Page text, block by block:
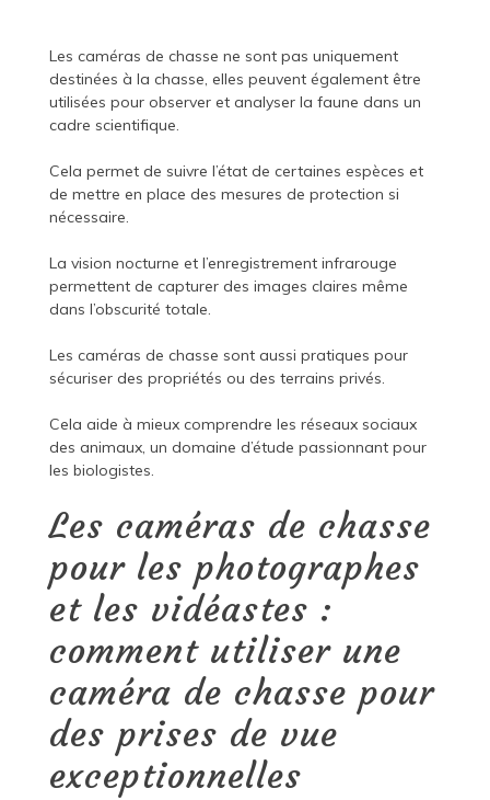
Les caméras de chasse ne sont pas uniquement
destinées à la chasse, elles peuvent également être
utilisées pour observer et analyser la faune dans un
cadre scientifique.
Cela permet de suivre l’état de certaines espèces et
de mettre en place des mesures de protection si
nécessaire.
La vision nocturne et l’enregistrement infrarouge
permettent de capturer des images claires même
dans l’obscurité totale.
Les caméras de chasse sont aussi pratiques pour
sécuriser des propriétés ou des terrains privés.
Cela aide à mieux comprendre les réseaux sociaux
des animaux, un domaine d’étude passionnant pour
les biologistes.
Les caméras de chasse
pour les photographes
et les vidéastes :
comment utiliser une
caméra de chasse pour
des prises de vue
exceptionnelles